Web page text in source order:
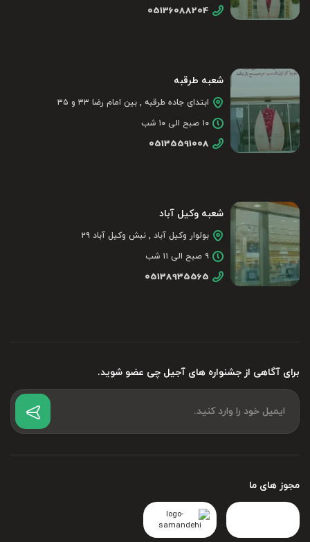
برای آگاهی از جشنواره های آجیل چی عضو شوید.
05136088204
شعبه طرقبه
ابتدای جاده طرقبه , بین امام رضا ۳۳ و ۳۵
۱۰ صبح الی ۱۰ شب
05135591008
شعبه وکیل آباد
بولوار وکیل آباد , نبش وکیل آباد ۲۹
۹ صبح الی ۱۱ شب
05138935565
مجوز های ما